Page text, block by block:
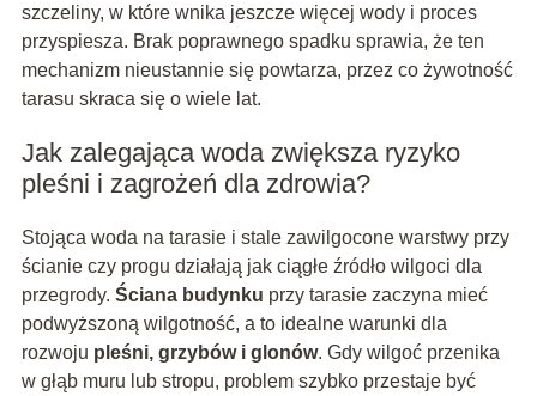
szczeliny, w które wnika jeszcze więcej wody i proces
przyspiesza. Brak poprawnego spadku sprawia, że ten
mechanizm nieustannie się powtarza, przez co żywotność
tarasu skraca się o wiele lat.
Jak zalegająca woda zwiększa ryzyko
pleśni i zagrożeń dla zdrowia?
Stojąca woda na tarasie i stale zawilgocone warstwy przy
ścianie czy progu działają jak ciągłe źródło wilgoci dla
przegrody. Ściana budynku przy tarasie zaczyna mieć
podwyższoną wilgotność, a to idealne warunki dla
rozwoju pleśni, grzybów i glonów. Gdy wilgoć przenika
w głąb muru lub stropu, problem szybko przestaje być